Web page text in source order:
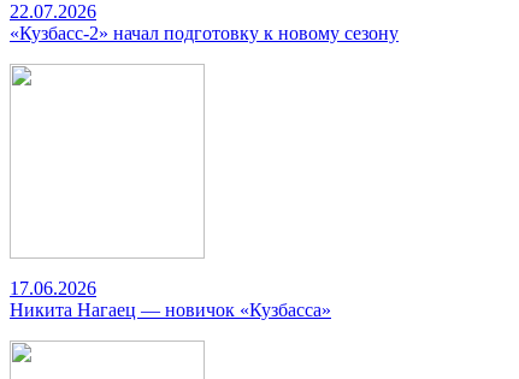
22.07.2026
«Кузбасс-2» начал подготовку к новому сезону
17.06.2026
Никита Нагаец — новичок «Кузбасса»